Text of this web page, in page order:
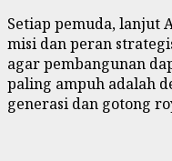
Setiap pemuda, lanjut
misi dan peran
agar pembangunan
paling ampuh adalah
generasi dan gotong